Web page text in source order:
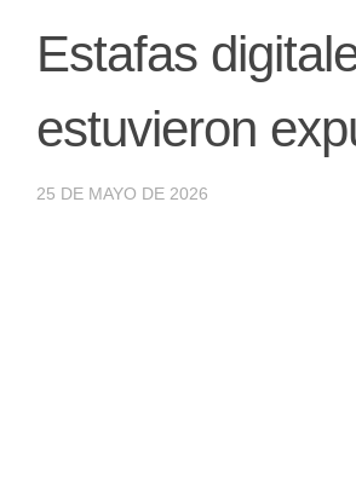
Estafas
estuvieron
25 DE MAYO DE 2026